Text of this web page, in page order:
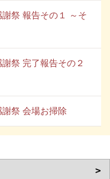
祭 報告その１ ～そ
祭 完了報告その２
謝祭 会場お掃除